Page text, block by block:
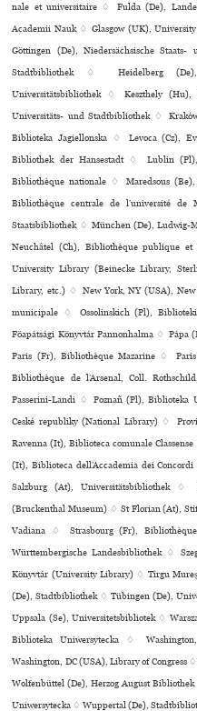
nale et uni­ver­si­taire ♢ Fulda (De),
Academii Nauk ♢ Glasgow (UK),
Göttingen (De), Niedersächsische
Stadtbibliothek ♢ Heidelberg
Universitätsbibliothek ♢ Keszthely
Universitäts- und Stadtbibliothek ♢
Biblioteka Jagiellonska ♢ Levoca (Cz),
Bibliothek der Hansestadt ♢ Lublin
Bibliothèque natio­nale ♢ Maredsous
Bibliothèque cen­trale de l’uni­ver­sité
Staatsbibliothek ♢ München (De), Ludwig-
Neuchâtel (Ch), Bibliothèque publi­que
University Library (Beinecke Library,
Library, etc.) ♢ New York, NY (USA),
municipale ♢ Ossolinskich (Pl),
Föapátsági Könyvtár Pannonhalma ♢
Paris (Fr), Bibliothèque Mazarine ♢
Bibliothèque de l’Arsenal, Coll.
Passerini-Landi ♢ Poznañ (Pl), Biblioteka
Ceské repu­bliky (National Library) ♢
Ravenna (It), Biblioteca comu­nale
(It), Biblioteca dell’Accademia dei
Salzburg (At), Universitätsbibliothek ♢
(Bruckenthal Museum) ♢ St Florian (At),
Vadiana ♢ Strasbourg (Fr),
Württembergische Landesbibliothek ♢
Könyvtár (University Library) ♢ Tîrgu
(De), Stadtbibliothek ♢ Tübingen (De),
Uppsala (Se), Universitetsbibliotek ♢
Biblioteka Uniwersytecka ♢
Washington, DC (USA), Library of
Wolfenbüttel (De), Herzog August
Uniwersytecka ♢ Wuppertal (De),